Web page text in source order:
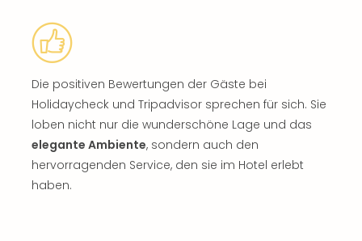
Die positiven Bewertungen der Gäste bei
Holidaycheck und Tripadvisor sprechen für sich. Sie
loben nicht nur die wunderschöne Lage und das
elegante Ambiente, sondern auch den
hervorragenden Service, den sie im Hotel erlebt
haben.